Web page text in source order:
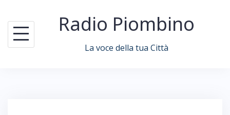
content
Radio Piombino
La voce della tua Città